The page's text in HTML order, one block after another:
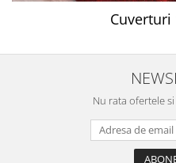
Cuverturi
Nu rata ofertele